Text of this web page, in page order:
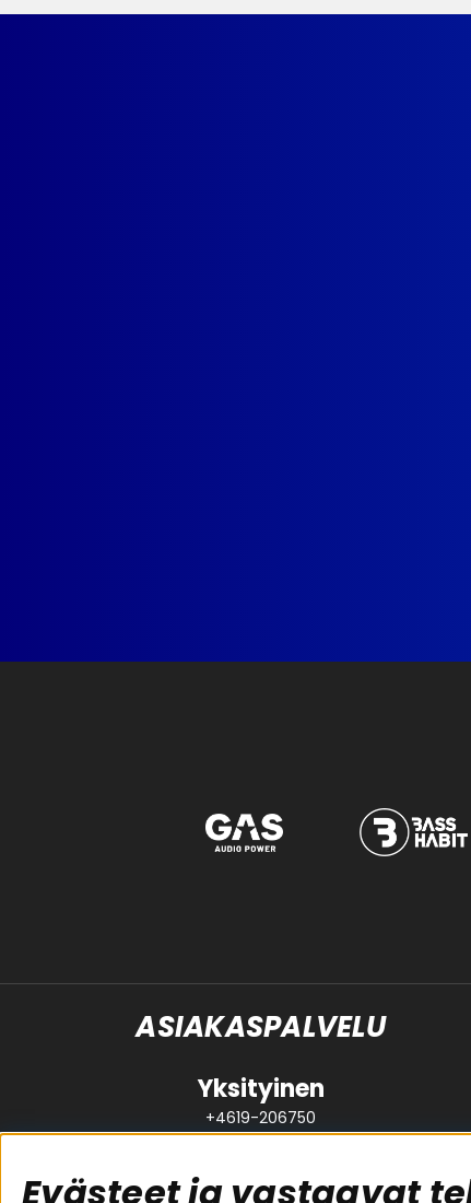
ASIAKASPALVELU
Yksityinen
+4619-206750
support@brl.se
Evästeet ja vastaavat